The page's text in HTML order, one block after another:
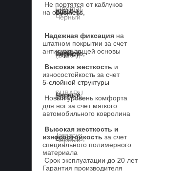
Не портятся от каблуков
на обуви
Надежная фиксация на
штатном покрытии за счет
антискользящей основы
Высокая жесткость и
износостойкость за счет
5-слойной структуры
Новый уровень комфорта
для ног за счет мягкого
автомобильного ковролина
Высокая жесткость и
износостойкость за счет
специального полимерного
материала
Срок эксплуатации до 20 лет
Гарантия производителя